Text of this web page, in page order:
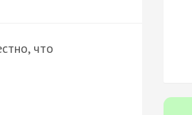
что